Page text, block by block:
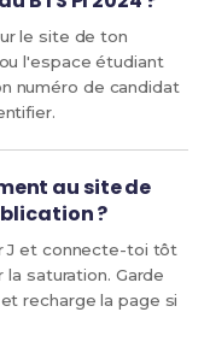
le site de ton
l'espace étudiant
numéro de candidat
au site de
?
J et connecte-toi tôt
saturation. Garde
recharge la page si